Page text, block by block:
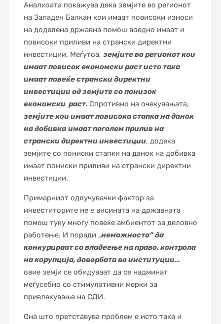
Анализата покажува дека земјите во регионот
на Западен Балкан кои имаат повисоки износи
на доделена државна помош воедно имаат и
повисоки приливи на странски директни
инвестиции. Меѓутоа, земјите во регионот кои
имаат повисок економски раст исто така
имаат повеќе странски директни
инвестиции од земјите со понизок
економски раст. Спротивно на очекувањата,
земјите кои имаат повисока стапка на данок
на добивка имаат поголем прилив на
странски директни инвестиции, додека
земјите со пониски стапки на данок на добивка
имаат пониски приливи на странски директни
инвестиции.
Примарниот одлучувачки фактор за
инвеститорите не е висината на државната
помош туку многу повеќе амбиентот за деловно
работење. И поради „неможноста“ да
конкурираат со владеење на право, контрола
на корупција, довербата во институции…
овие земји се обидуваат да се надминат
меѓусебно со стимулативни мерки за
привлекување на СДИ.
Она што претставува проблем е исто така и